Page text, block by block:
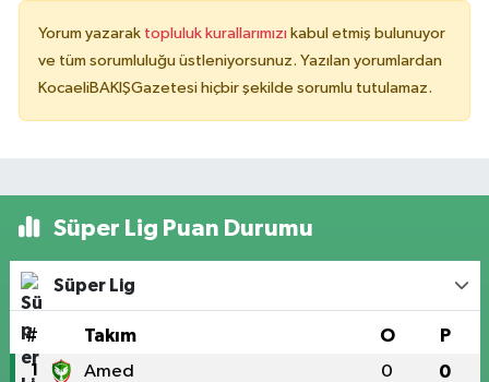
Yorum yazarak topluluk kurallarımızı kabul etmiş bulunuyor
ve tüm sorumluluğu üstleniyorsunuz. Yazılan yorumlardan
KocaeliBAKIŞGazetesi hiçbir şekilde sorumlu tutulamaz.
Süper Lig Puan Durumu
Süper Lig
# Takım O P
1 Amed 0 0